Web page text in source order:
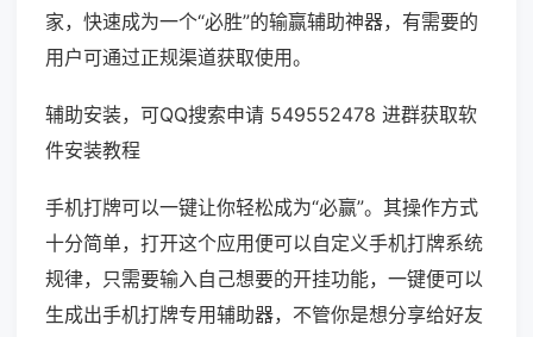
家，快速成为一个“必胜”的输赢辅助神器，有需要的
用户可通过正规渠道获取使用。
辅助安装，可QQ搜索申请 549552478 进群获取软
件安装教程
手机打牌可以一键让你轻松成为“必赢”。其操作方式
十分简单，打开这个应用便可以自定义手机打牌系统
规律，只需要输入自己想要的开挂功能，一键便可以
生成出手机打牌专用辅助器，不管你是想分享给好友